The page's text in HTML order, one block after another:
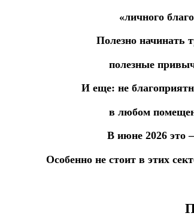
«личного
Полезно начинать
полезные
И еще: не
в любом
В июне 2026 это
Особенно не стоит в этих